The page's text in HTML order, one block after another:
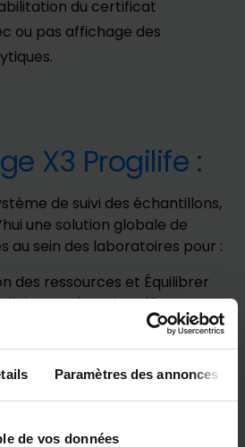
Paramètres des annonces
de vos données
du certificat
ou pas affichage des
X3 Progilife :
de suivi des échantillons,
une solution globale de
au sein des laboratoires pour :
des ressources et Équilibrer
de manière plus efficace.
opérations du
et méthode de contrôle,
de contrôle, Non